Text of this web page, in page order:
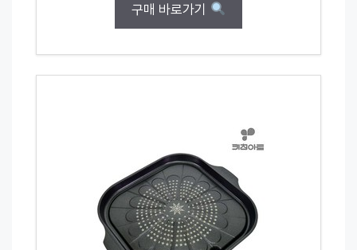
구매 바로가기